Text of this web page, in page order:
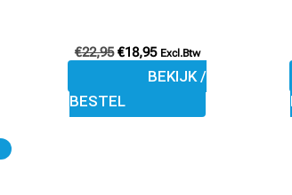
€22,95 €18,95 Excl.Btw
BEKIJK /
BESTEL
de
productpagina